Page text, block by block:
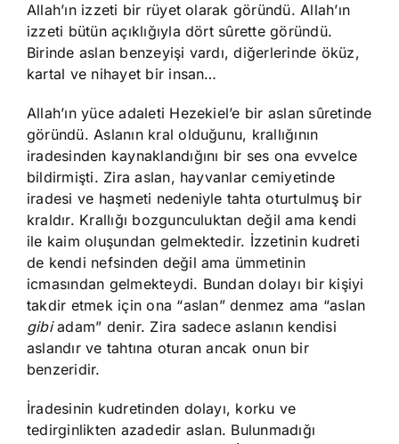
Allah’ın izzeti bir rüyet olarak göründü. Allah’ın
izzeti bütün açıklığıyla dört sûrette göründü.
Birinde aslan benzeyişi vardı, diğerlerinde öküz,
kartal ve nihayet bir insan…
Allah’ın yüce adaleti Hezekiel’e bir aslan sûretinde
göründü. Aslanın kral olduğunu, krallığının
iradesinden kaynaklandığını bir ses ona evvelce
bildirmişti. Zira aslan, hayvanlar cemiyetinde
iradesi ve haşmeti nedeniyle tahta oturtulmuş bir
kraldır. Krallığı bozgunculuktan değil ama kendi
ile kaim oluşundan gelmektedir. İzzetinin kudreti
de kendi nefsinden değil ama ümmetinin
icmasından gelmekteydi. Bundan dolayı bir kişiyi
takdir etmek için ona “aslan” denmez ama “aslan
gibiadam” denir. Zira sadece aslanın kendisi
aslandır ve tahtına oturan ancak onun bir
benzeridir.
İradesinin kudretinden dolayı, korku ve
tedirginlikten azadedir aslan. Bulunmadığı